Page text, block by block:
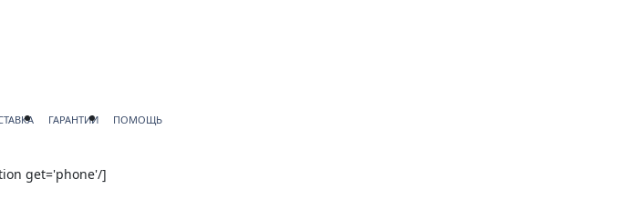
ГАРАНТИИ ПОМОЩЬ
get='phone'/]